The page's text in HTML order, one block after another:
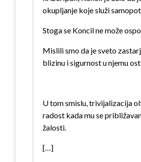
okupljanje koje služi
Stoga se Koncil ne može
Mislili smo da je sveto
blizinu i sigurnost u njemu
U tom smislu, trivijalizacija
radost kada mu se
žalosti.
[…]